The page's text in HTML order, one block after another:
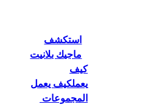
استكشف
ماجيك بلانيت
كيف
يعملكيف يعمل
المجموعات